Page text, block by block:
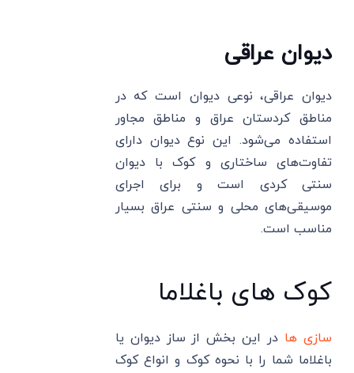
دیوان عراقی
دیوان عراقی، نوعی دیوان است که در
مناطق کردستان عراق و مناطق مجاور
استفاده می‌شود. این نوع دیوان دارای
تفاوت‌های ساختاری و کوک با دیوان
سنتی کردی است و برای اجرای
موسیقی‌های محلی و سنتی عراق بسیار
مناسب است.
کوک های باغلاما
سازی ها در این بخش از ساز دیوان یا
باغلاما شما را با نحوه کوک و انواع کوک